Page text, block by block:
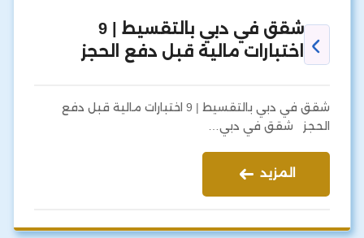
شقق في دبي بالتقسيط | 9
اختبارات مالية قبل دفع الحجز
شقق في دبي بالتقسيط | 9 اختبارات مالية قبل دفع
الحجز شقق في دبي…
المزيد